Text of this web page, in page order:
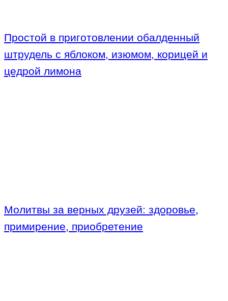
Простой в приготовлении обалденный
штрудель с яблоком, изюмом, корицей и
цедрой лимона
Молитвы за верных друзей: здоровье,
примирение, приобретение